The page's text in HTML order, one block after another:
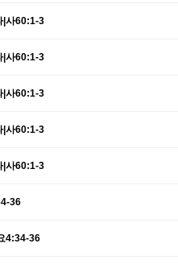
|사60:1-3
|사60:1-3
|사60:1-3
|사60:1-3
|사60:1-3
36
4:34-36